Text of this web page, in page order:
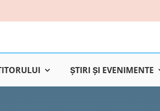
ŞTIRI ŞI EVENIMENTE